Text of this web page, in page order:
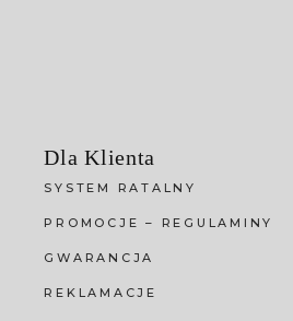
Dla Klienta
SYSTEM RATALNY
PROMOCJE – REGULAMINY
GWARANCJA
REKLAMACJE